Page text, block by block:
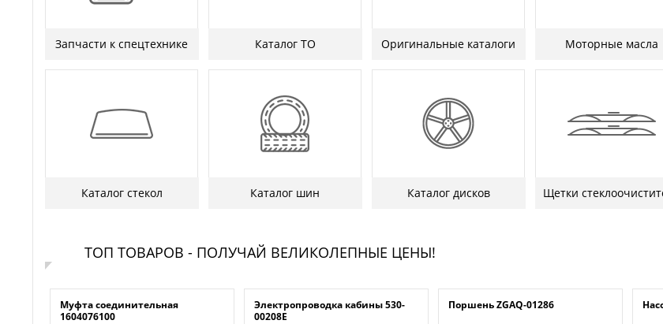
Запчасти к спецтехнике Каталог ТО Оригинальные каталоги Моторные масла
Каталог стекол Каталог шин Каталог дисков Щетки
ТОП ТОВАРОВ - ПОЛУЧАЙ ВЕЛИКОЛЕПНЫЕ ЦЕНЫ!
Муфта соединительная
1604076100
Электропроводка кабины 530-
00208E
Поршень ZGAQ-01286